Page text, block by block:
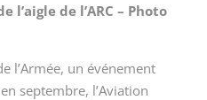
l’aigle de l’ARC – Photo
l’Armée, un événement
septembre, l’Aviation